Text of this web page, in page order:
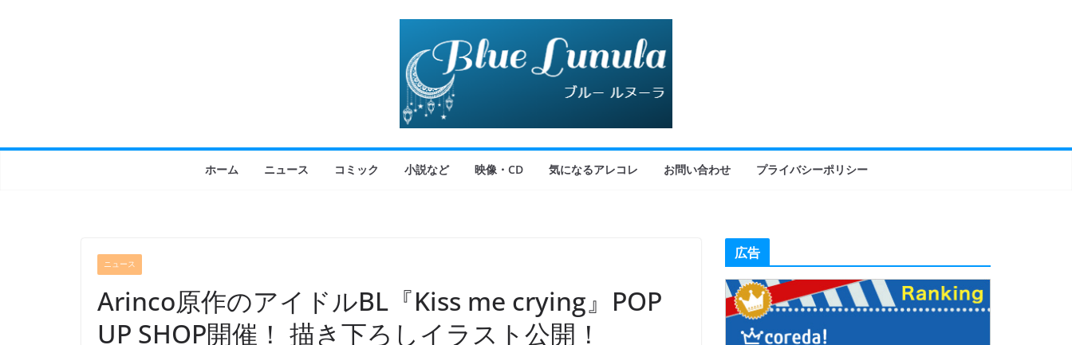
ホーム ニュース コミック 小説など 映像・CD 気になるアレコレ お問い合わせ プライバシーポリシー
ニュース
Arinco原作のアイドルBL『Kiss me crying』POP
UP SHOP開催！ 描き下ろしイラスト公開！
広告